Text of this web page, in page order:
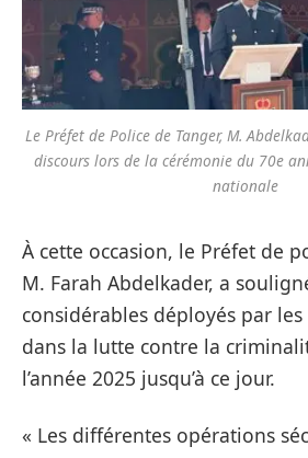
Le Préfet de Police de Tanger, M.
discours lors de la cérémonie du 70e
nationale
À cette occasion, le Préfet de
M. Farah Abdelkader, a
considérables déployés par
dans la lutte contre la
l’année 2025 jusqu’à ce jour.
« Les différentes opérations